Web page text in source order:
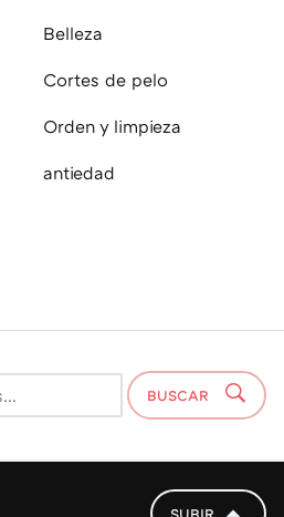
Belleza
Cortes de pelo
Orden y limpieza
antiedad
BUSCAR
SUBIR